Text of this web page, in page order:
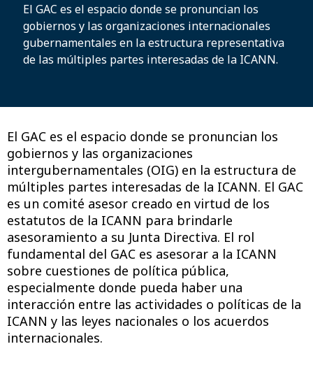
El GAC es el espacio donde se pronuncian los
gobiernos y las organizaciones internacionales
gubernamentales en la estructura representativa
de las múltiples partes interesadas de la ICANN.
El GAC es el espacio donde se pronuncian los
gobiernos y las organizaciones
intergubernamentales (OIG) en la estructura de
múltiples partes interesadas de la ICANN. El GAC
es un comité asesor creado en virtud de los
estatutos de la ICANN para brindarle
asesoramiento a su Junta Directiva. El rol
fundamental del GAC es asesorar a la ICANN
sobre cuestiones de política pública,
especialmente donde pueda haber una
interacción entre las actividades o políticas de la
ICANN y las leyes nacionales o los acuerdos
internacionales.